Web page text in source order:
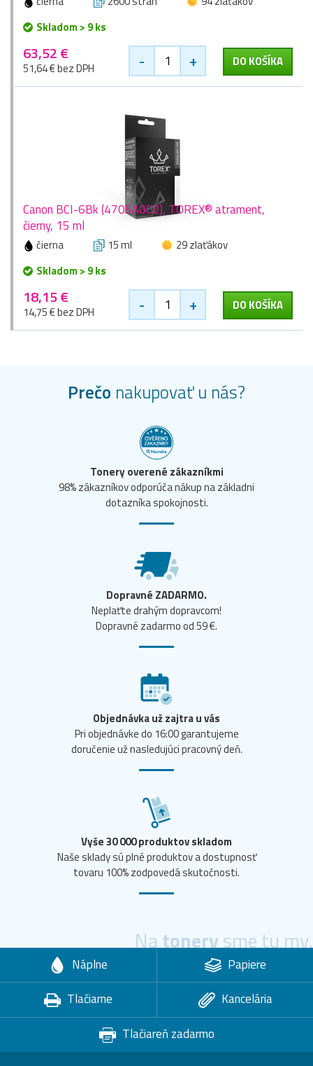
Skladom > 9 ks
63,52 €
51,64 € bez DPH - + DO KOŠÍKA
Canon BCI-6Bk (4705A002), TOREX® atrament,
čierny, 15 ml
čierna 15 ml
29 zlaťákov
Skladom > 9 ks
18,15 €
14,75 € bez DPH - + DO KOŠÍKA
Prečo nakupovať u nás?
Tonery overené zákazníkmi
98% zákazníkov odporúča nákup na základni
dotazníka spokojnosti.
Dopravné ZADARMO.
Neplaťte drahým dopravcom!
Dopravné zadarmo od 59 €.
Objednávka už zajtra u vás
Pri objednávke do 16:00 garantujeme
doručenie už nasledujúci pracovný deň.
Vyše 30 000 produktov skladom
Naše sklady sú plné produktov a dostupnosť
tovaru 100% zodpovedá skutočnosti.
Natonerysme tu my.
Náplne
Papiere
Tlačiarne
Kancelária
Tlačiareň zadarmo